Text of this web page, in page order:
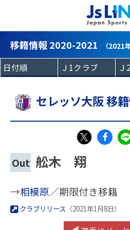
移籍情報 2020-2021 （2021
セレッソ大阪 移
X
k
Out 舩木 翔
→相模原／期限付き移籍
クラブリリース （2021年1月8日）